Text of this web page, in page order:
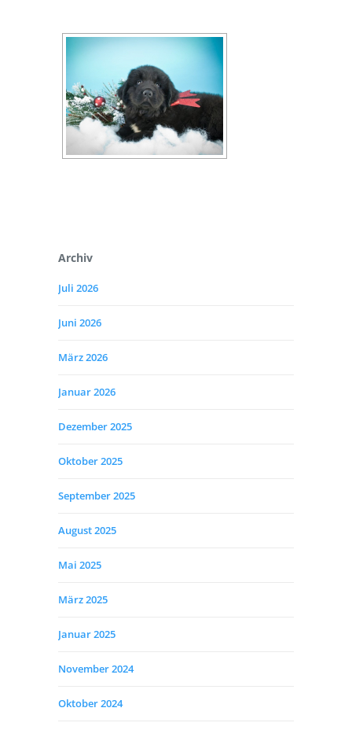
Archiv
Juli 2026
Juni 2026
März 2026
Januar 2026
Dezember 2025
Oktober 2025
September 2025
August 2025
Mai 2025
März 2025
Januar 2025
November 2024
Oktober 2024